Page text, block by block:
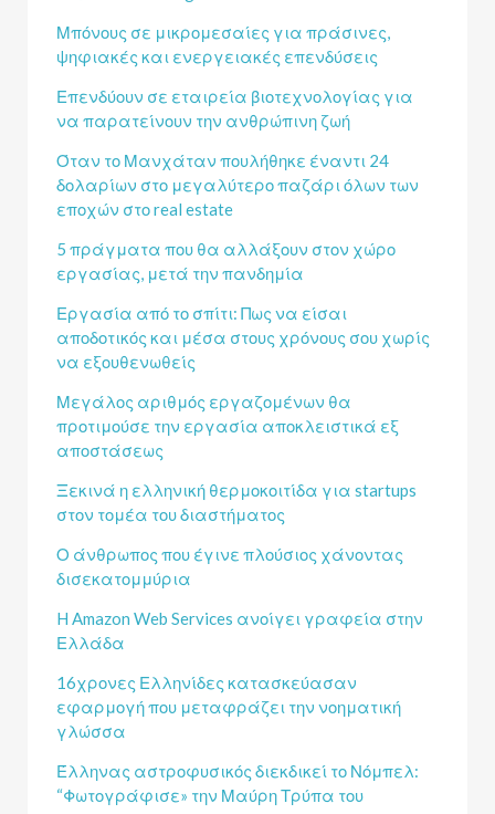
Μπόνους σε μικρομεσαίες για πράσινες,
ψηφιακές και ενεργειακές επενδύσεις
Επενδύουν σε εταιρεία βιοτεχνολογίας για
να παρατείνουν την ανθρώπινη ζωή
Όταν το Μανχάταν πουλήθηκε έναντι 24
δολαρίων στο μεγαλύτερο παζάρι όλων των
εποχών στο real estate
5 πράγματα που θα αλλάξουν στον χώρο
εργασίας, μετά την πανδημία
Εργασία από το σπίτι: Πως να είσαι
αποδοτικός και μέσα στους χρόνους σου χωρίς
να εξουθενωθείς
Μεγάλος αριθμός εργαζομένων θα
προτιμούσε την εργασία αποκλειστικά εξ
αποστάσεως
Ξεκινά η ελληνική θερμοκοιτίδα για startups
στον τομέα του διαστήματος
Ο άνθρωπος που έγινε πλούσιος χάνοντας
δισεκατομμύρια
H Amazon Web Services ανοίγει γραφεία στην
Ελλάδα
16χρονες Ελληνίδες κατασκεύασαν
εφαρμογή που μεταφράζει την νοηματική
γλώσσα
Έλληνας αστροφυσικός διεκδικεί το Νόμπελ:
“Φωτογράφισε» την Μαύρη Τρύπα του